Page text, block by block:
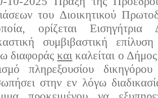
του Διοικητικού
ορίζεται Εισηγήτρια
συμβιβαστική
διαφοράςκαι καλείται ο
πληρεξουσίου
στην εν λόγω